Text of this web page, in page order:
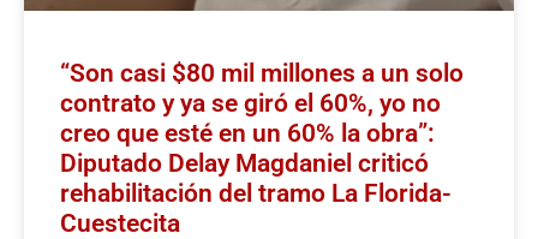
“Son casi $80 mil millones a un solo
contrato y ya se giró el 60%, yo no
creo que esté en un 60% la obra”:
Diputado Delay Magdaniel criticó
rehabilitación del tramo La Florida-
Cuestecita